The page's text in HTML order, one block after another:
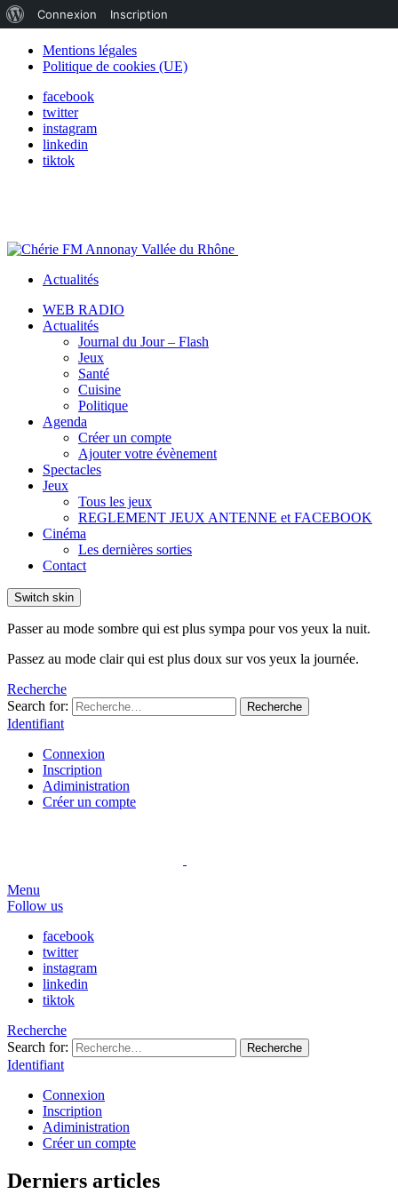
Mentions légales
Politique de cookies (UE)
facebook
twitter
instagram
linkedin
tiktok
Actualités
WEB RADIO
Actualités
Journal du Jour – Flash
Jeux
Santé
Cuisine
Politique
Agenda
Créer un compte
Ajouter votre évènement
Spectacles
Jeux
Tous les jeux
REGLEMENT JEUX ANTENNE et FACEBOOK
Cinéma
Les dernières sorties
Contact
Switch skin
Passer au mode sombre qui est plus sympa pour vos yeux la nuit.
Passez au mode clair qui est plus doux sur vos yeux la journée.
Recherche
Search for:
Recherche
Identifiant
Connexion
Inscription
Adiministration
Créer un compte
Menu
Follow us
facebook
twitter
instagram
linkedin
tiktok
Recherche
Search for:
Recherche
Identifiant
Connexion
Inscription
Adiministration
Créer un compte
Derniers articles
de
WordPress
Connexion Inscription